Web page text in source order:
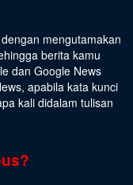
mengutamakan
berita kamu
dan Google News
apabila kata kunci
kali didalam tulisan